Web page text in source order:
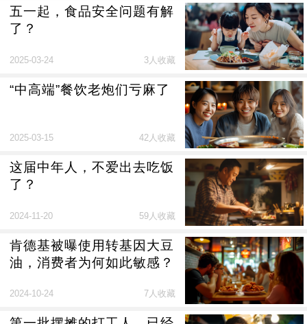
五一起，食品安全问题有解
了？
2025-03-24 3人收藏
“中高端”餐饮老炮们亏麻了
2025-03-15 42人收藏
这届中年人，不爱出去吃饭
了？
2024-11-20 59人收藏
肯德基被曝使用转基因大豆
油，消费者为何如此敏感？
2024-10-24 7人收藏